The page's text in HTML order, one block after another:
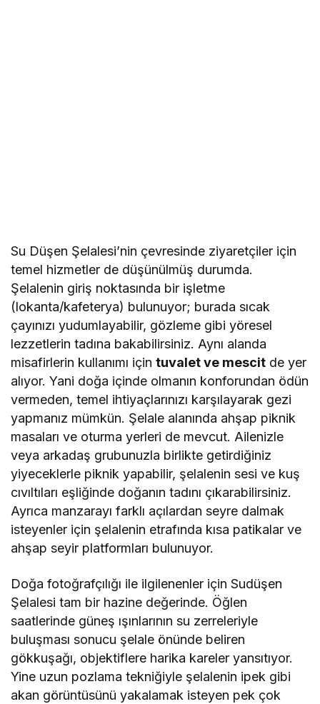
Su Düşen Şelalesi’nin çevresinde ziyaretçiler için
temel hizmetler de düşünülmüş durumda.
Şelalenin giriş noktasında bir işletme
(lokanta/kafeterya) bulunuyor; burada sıcak
çayınızı yudumlayabilir, gözleme gibi yöresel
lezzetlerin tadına bakabilirsiniz. Aynı alanda
misafirlerin kullanımı içintuvalet ve mescit de yer
alıyor. Yani doğa içinde olmanın konforundan ödün
vermeden, temel ihtiyaçlarınızı karşılayarak gezi
yapmanız mümkün. Şelale alanında ahşap piknik
masaları ve oturma yerleri de mevcut. Ailenizle
veya arkadaş grubunuzla birlikte getirdiğiniz
yiyeceklerle piknik yapabilir, şelalenin sesi ve kuş
cıvıltıları eşliğinde doğanın tadını çıkarabilirsiniz.
Ayrıca manzarayı farklı açılardan seyre dalmak
isteyenler için şelalenin etrafında kısa patikalar ve
ahşap seyir platformları bulunuyor.
Doğa fotoğrafçılığı ile ilgilenenler için Sudüşen
Şelalesi tam bir hazine değerinde. Öğlen
saatlerinde güneş ışınlarının su zerreleriyle
buluşması sonucu şelale önünde beliren
gökkuşağı, objektiflere harika kareler yansıtıyor.
Yine uzun pozlama tekniğiyle şelalenin ipek gibi
akan görüntüsünü yakalamak isteyen pek çok